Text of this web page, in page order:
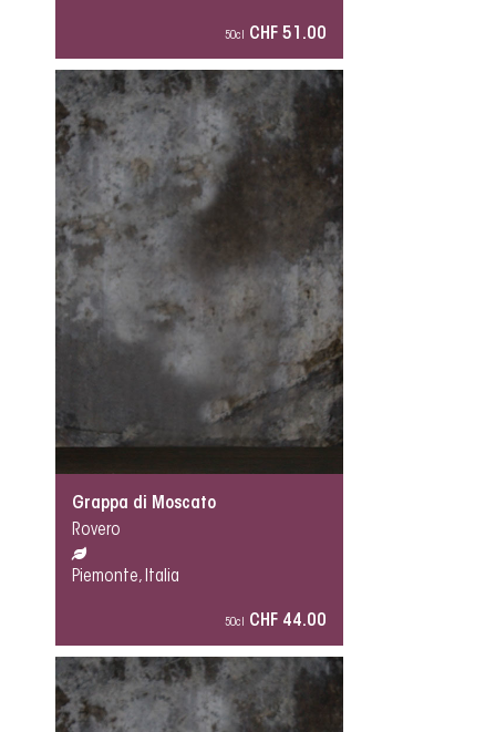
50cl CHF 51.00
Grappa di Moscato
Rovero
Piemonte, Italia
50cl CHF 44.00